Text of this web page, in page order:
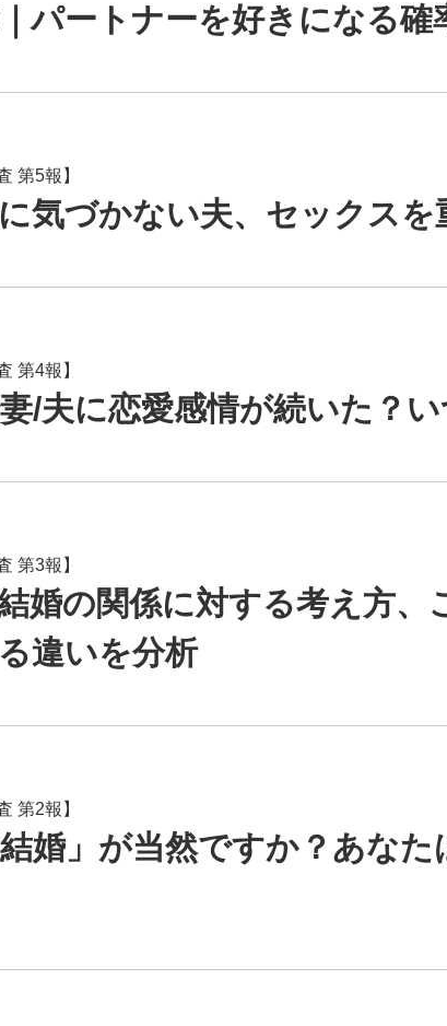
パートナーを好きになる確
第5報】
気づかない夫、セックスを
第4報】
/夫に恋愛感情が続いた？い
第3報】
婚の関係に対する考え方、
違いを分析
第2報】
婚」が当然ですか？あな